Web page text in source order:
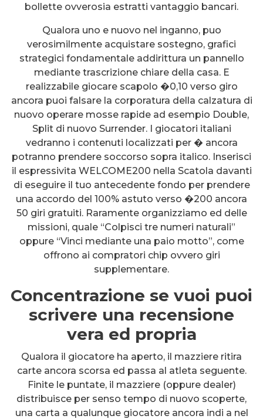
bollette ovverosia estratti vantaggio bancari.
Qualora uno e nuovo nel inganno, puo
verosimilmente acquistare sostegno, grafici
strategici fondamentale addirittura un pannello
mediante trascrizione chiare della casa. E
realizzabile giocare scapolo �0,10 verso giro
ancora puoi falsare la corporatura della calzatura di
nuovo operare mosse rapide ad esempio Double,
Split di nuovo Surrender. I giocatori italiani
vedranno i contenuti localizzati per � ancora
potranno prendere soccorso sopra italico. Inserisci
il espressivita WELCOME200 nella Scatola davanti
di eseguire il tuo antecedente fondo per prendere
una accordo del 100% astuto verso �200 ancora
50 giri gratuiti. Raramente organizziamo ed delle
missioni, quale “Colpisci tre numeri naturali”
oppure “Vinci mediante una paio motto”, come
offrono ai compratori chip ovvero giri
supplementare.
Concentrazione se vuoi puoi
scrivere una recensione
vera ed propria
Qualora il giocatore ha aperto, il mazziere ritira
carte ancora scorsa ed passa al atleta seguente.
Finite le puntate, il mazziere (oppure dealer)
distribuisce per senso tempo di nuovo scoperte,
una carta a qualunque giocatore ancora indi a nel